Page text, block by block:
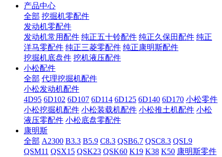
产品中心
全部 挖掘机零配件
发动机零配件
发动机常用配件 纯正五十铃配件 纯正久保田配件 纯正
洋马零配件 纯正三菱零配件 纯正康明斯配件
挖掘机底盘件 挖机液压配件
小松配件
全部 代理挖掘机配件
小松发动机配件
4D95 6D102 6D107 6D114 6D125 6D140 6D170 小松零件
小松挖掘机配件 小松装载机配件 小松推土机配件 小松
液压零配件 小松底盘零配件
康明斯
全部 A2300 B3.3 B5.9 C8.3 QSB6.7 QSC8.3 QSL9
QSM11 QSX15 QSK23 QSK60 K19 K38 K50 康明斯零件